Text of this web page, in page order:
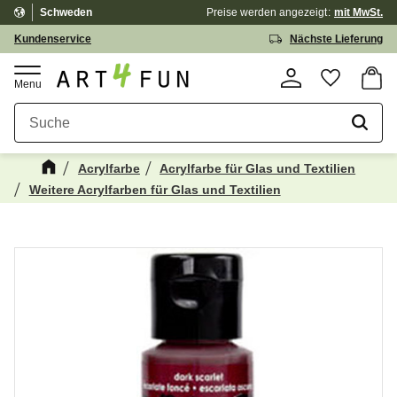
Menü
Kundenservice Nächste Lieferung
Schweden Preise werden angezeigt mit MwSt.
Acrylfarbe
Acrylfarbe für Glas und Textilien
Weitere Acrylfarben für Glas und Textilien
intressera dig?